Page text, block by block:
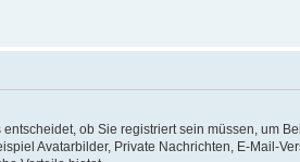
ob Sie registriert sein müssen, um
Avatarbilder, Private Nachrichten, E-Mail-